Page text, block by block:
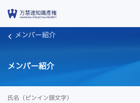
メンバー紹介
メンバー紹介
氏名（ピンイン頭文字）